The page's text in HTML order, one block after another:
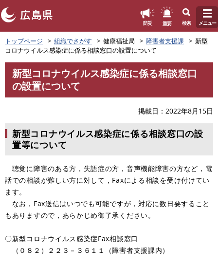
ペ
ー
ジ
の
で
防災 重要 検索 メニュー
トップページ 組織でさがす 健康福祉局 障害者支援課
新型
コロナウイルス感染症に係る相談窓口の設置について
新型コロナウイルス感染症に係る相談窓口
の設置について
掲載日 2022年8月15日
新型コロナウイルス感染症に係る相談窓口の設
置等について
聴覚に障害のある方，失語症の方，音声機能障害の方など，電
話での相談が難しい方に対して，Faxによる相談を受け付けてい
ます。
なお，Fax送信はいつでも可能ですが，対応に数日要すること
もありますので，あらかじめ御了承ください。
〇新型コロナウイルス感染症Fax相談窓口
（０８２）２２３－３６１１（障害者支援課内）